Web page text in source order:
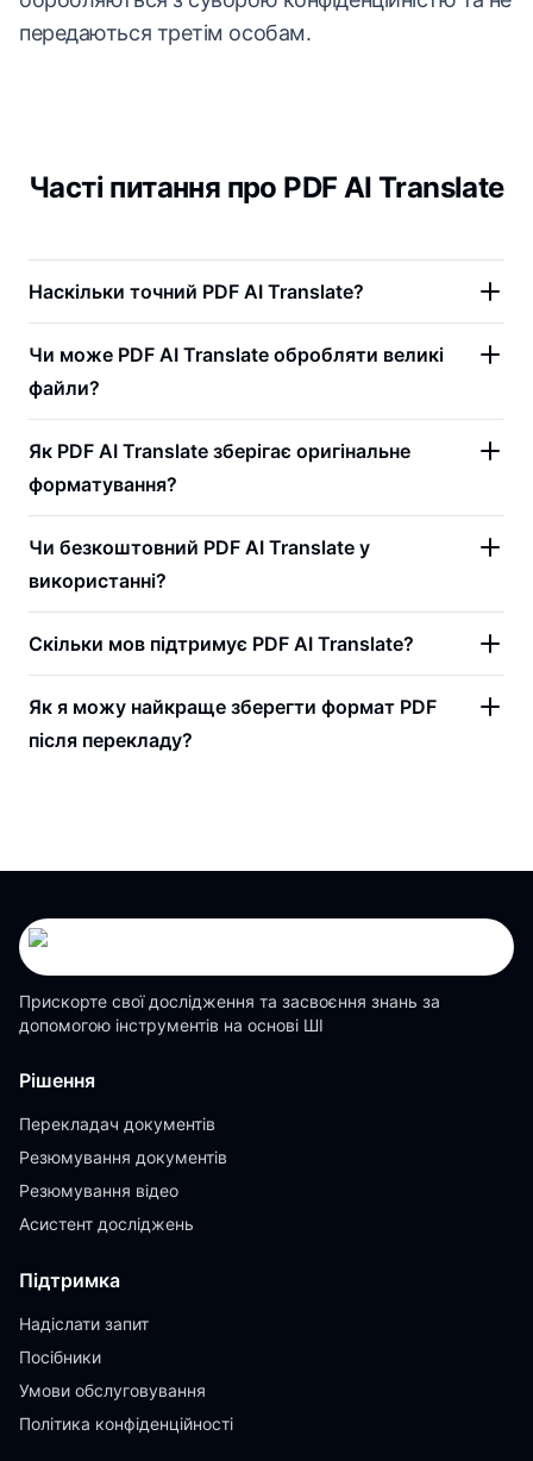
передаються третім особам.
Часті питання про PDF AI Translate
Наскільки точний PDF AI Translate?
Чи може PDF AI Translate обробляти великі
файли?
Як PDF AI Translate зберігає оригінальне
форматування?
Чи безкоштовний PDF AI Translate у
використанні?
Скільки мов підтримує PDF AI Translate?
Як я можу найкраще зберегти формат PDF
після перекладу?
Прискорте свої дослідження та засвоєння знань за
допомогою інструментів на основі ШІ
Рішення
Перекладач документів
Резюмування документів
Резюмування відео
Асистент досліджень
Підтримка
Надіслати запит
Посібники
Умови обслуговування
Політика конфіденційності